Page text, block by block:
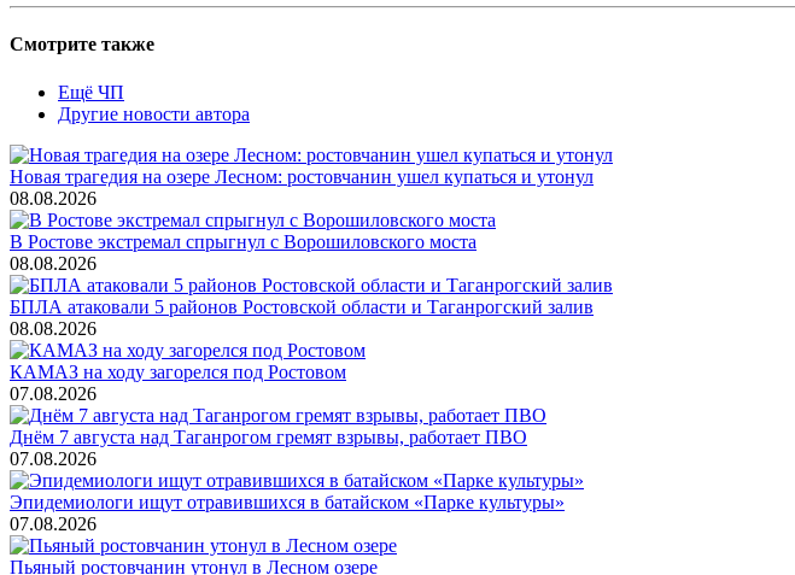
Смотрите также
Ещё ЧП
Другие новости автора
Новая трагедия на озере Лесном: ростовчанин ушел купаться и утонул
08.08.2026
В Ростове экстремал спрыгнул с Ворошиловского моста
08.08.2026
БПЛА атаковали 5 районов Ростовской области и Таганрогский залив
08.08.2026
КАМАЗ на ходу загорелся под Ростовом
07.08.2026
Днём 7 августа над Таганрогом гремят взрывы, работает ПВО
07.08.2026
Эпидемиологи ищут отравившихся в батайском «Парке культуры»
07.08.2026
Пьяный ростовчанин утонул в Лесном озере